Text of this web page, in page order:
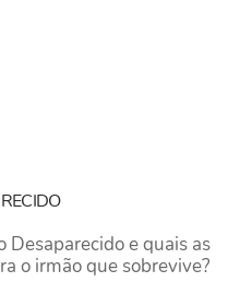
Desaparecido e quais as
o irmão que sobrevive?